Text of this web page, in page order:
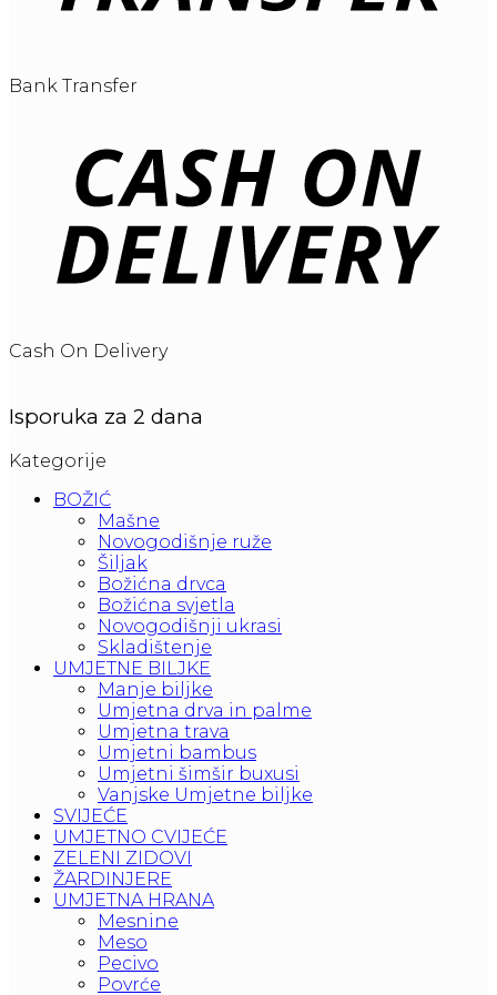
Bank Transfer
Cash On Delivery
Isporuka za 2 dana
Kategorije
BOŽIĆ
Mašne
Novogodišnje ruže
Šiljak
Božićna drvca
Božićna svjetla
Novogodišnji ukrasi
Skladištenje
UMJETNE BILJKE
Manje biljke
Umjetna drva in palme
Umjetna trava
Umjetni bambus
Umjetni šimšir buxusi
Vanjske Umjetne biljke
SVIJEĆE
UMJETNO CVIJEĆE
ZELENI ZIDOVI
ŽARDINJERE
UMJETNA HRANA
Mesnine
Meso
Pecivo
Povrće